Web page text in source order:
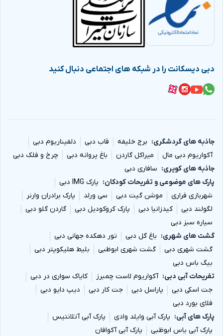
دبی دیسکانت را در شبکه های اجتماعی دنبال کنید
جاذبه های گردشگری برج خلیفه قاب دبی
دلفیناریوم دبی
آکواریوم دبی مال
میراکل گاردن باغ پروانه دبی
چرخ و فلک دبی
جاذبه های کویری
سافاری دبی
پارک های موضوعی و تفریحات کودکان
پارک IMG دبی
شهربازی فراری
موشن گیت دبی سی ورلد
پارک برادران وارنر
لگولند دبی
کیدزانیا دبی پارک کروکودیل دبی
گاردن گلو دبی
سیاره سبز دبی
گشت های شهری
باغ گل دبی
تور دهکده جهانی دبی
گشت شهری دبی
گشت شهری ابوظبی
بلیط هلیکوپتر دبی
بیگ باس دبی
تفریحات آبی دبی
آکواریوم لاست چمبرز
کایاک سواری در دبی
جت اسکی دبی
پاراسل دبی جت کار دبی
دیپ دایو دبی
فلای بورد دبی
پارک های آبی
پارک آبی وایلد وادی
پارک آبی آتلانتیس
پارک آبی یاس ابوظبی
پارک آبی آکوافان